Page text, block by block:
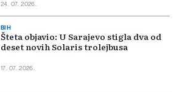
24. 07. 2026.
BIH
Šteta objavio: U Sarajevo stigla dva od
deset novih Solaris trolejbusa
17. 07. 2026.